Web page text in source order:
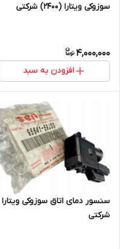
سوزوکی ویتارا (2400) شرکتی
4,000,000
افزودن به سبد
سنسور دمای اتاق سوزوکی ویتارا
شرکتی